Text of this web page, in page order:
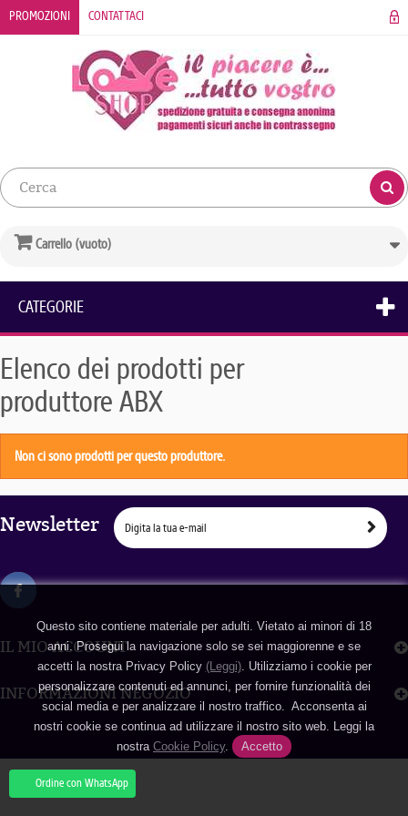
PROMOZIONI CONTATTACI
Carrello (vuoto)
CATEGORIE
Elenco dei prodotti per
produttore ABX
Non ci sono prodotti per questo produttore.
Newsletter
IL MIO ACCOUNT
INFORMAZIONI NEGOZIO
Questo sito contiene materiale per adulti. Vietato ai minori di 18
anni. Prosegui la navigazione solo se sei maggiorenne e se
accetti la nostra Privacy Policy (Leggi). Utilizziamo i cookie per
personalizzare contenuti ed annunci, per fornire funzionalità dei
social media e per analizzare il nostro traffico. Acconsenta ai
nostri cookie se continua ad utilizzare il nostro sito web. Leggi la
nostra Cookie Policy. Accetto
Ordine con WhatsApp